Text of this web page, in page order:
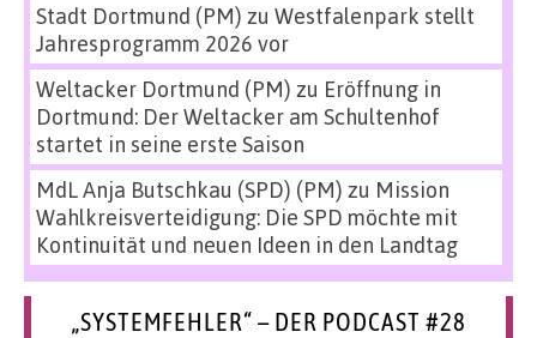
Stadt Dortmund (PM) zu Westfalenpark stellt
Jahresprogramm 2026 vor
Weltacker Dortmund (PM) zu Eröffnung in
Dortmund: Der Weltacker am Schultenhof
startet in seine erste Saison
MdL Anja Butschkau (SPD) (PM) zu Mission
Wahlkreisverteidigung: Die SPD möchte mit
Kontinuität und neuen Ideen in den Landtag
„SYSTEMFEHLER“ – DER PODCAST #28